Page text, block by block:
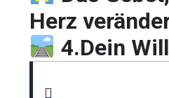
Herz
4.Dein